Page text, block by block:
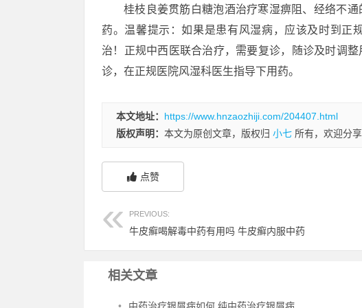
桂枝良姜贯筋白糖泡酒治疗寒湿痹阻、经络不
药。温馨提示：如果是患有风湿病，应该及时到正
治！正规中西医联合治疗，需要复诊，随诊及时调
诊，在正规医院风湿科医生指导下用药。
本文地址： https://www.hnzaozhiji.com/204407.html
版权声明： 本文为原创文章，版权归 小七 所有，欢迎分
点赞
PREVIOUS:
牛皮癣喝解毒中药有用吗 牛皮癣内服中药
相关文章